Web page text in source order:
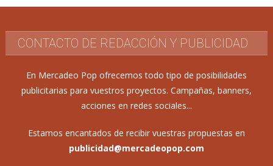
CONTACTO DE REDACCIÓN Y PUBLICIDAD
En Mercadeo Pop ofrecemos todo tipo de posibilidades
publicitarias para vuestros proyectos. Campañas, banners,
acciones en redes sociales...
Estamos encantados de recibir vuestras propuestas en
publicidad@mercadeopop.com